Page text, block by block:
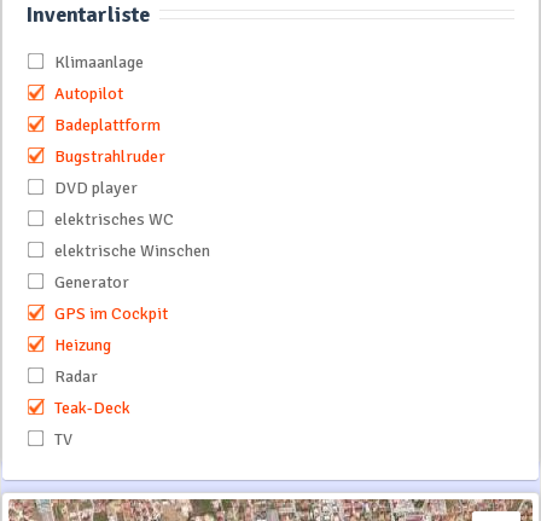
Inventarliste
Klimaanlage
Autopilot
Badeplattform
Bugstrahlruder
DVD player
elektrisches WC
elektrische Winschen
Generator
GPS im Cockpit
Heizung
Radar
Teak-Deck
TV